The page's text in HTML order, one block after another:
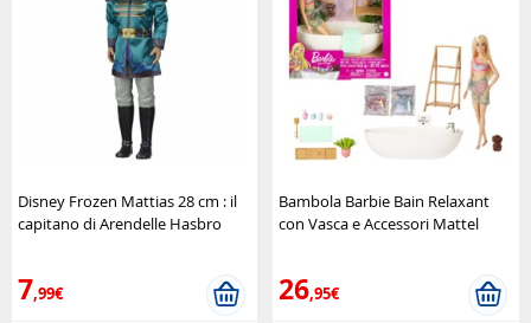
Disney Frozen Mattias 28 cm : il
capitano di Arendelle Hasbro
7,99€
Bambola Barbie Bain Relaxant
con Vasca e Accessori Mattel
26,95€